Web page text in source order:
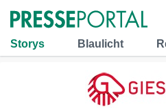
Storys Blaulicht